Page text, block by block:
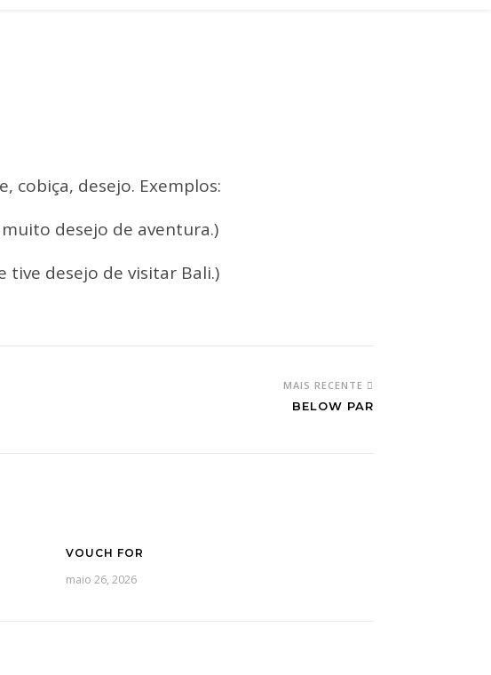
cobiça, desejo. Exemplos:
desejo de aventura.)
tive desejo de visitar Bali.)
MAIS RECENTE
BELOW PAR
VOUCH FOR
maio 26, 2026